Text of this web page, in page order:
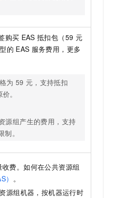
购买 EAS 抵扣包（59 元
的 EAS 服务费用，更多
为 59 元，支持抵扣
。
源组产生的费用，支持
。
费。如何在公共资源组
） 。
源组机器，按机器运行时